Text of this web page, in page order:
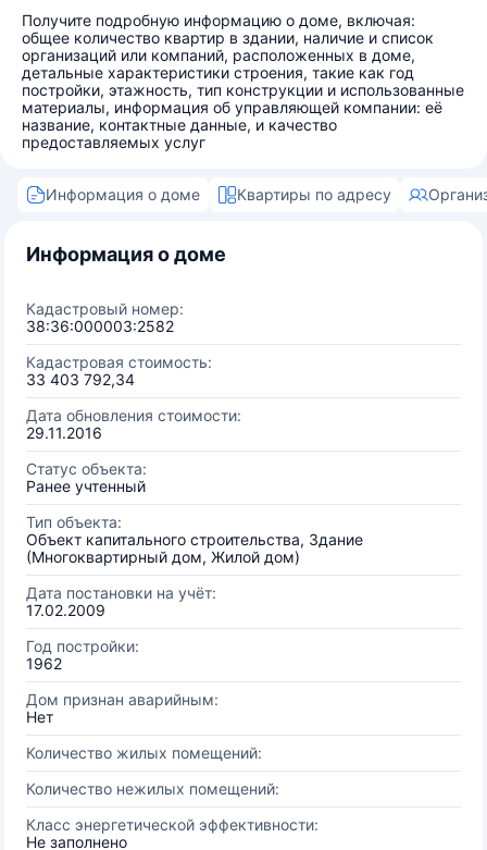
Получите подробную информацию о доме, включая:
общее количество квартир в здании, наличие и список
организаций или компаний, расположенных в доме,
детальные характеристики строения, такие как год
постройки, этажность, тип конструкции и использованные
материалы, информация об управляющей компании: её
название, контактные данные, и качество
предоставляемых услуг
Информация о доме Квартиры по адресу
Информация о доме
Кадастровый номер:
38:36:000003:2582
Кадастровая стоимость:
33 403 792,34
Дата обновления стоимости:
29.11.2016
Статус объекта:
Ранее учтенный
Тип объекта:
Объект капитального строительства, Здание
(Многоквартирный дом, Жилой дом)
Дата постановки на учёт:
17.02.2009
Год постройки:
1962
Дом признан аварийным:
Нет
Количество жилых помещений:
Количество нежилых помещений:
Класс энергетической эффективности:
Не заполнено